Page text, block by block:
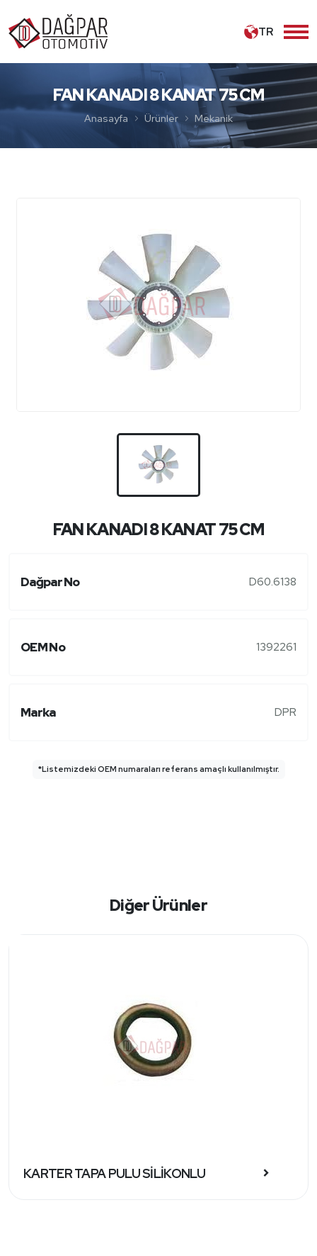
TR
FAN KANADI 8 KANAT 75 CM
Anasayfa Ürünler Mekanik
FAN KANADI 8 KANAT 75 CM
Dağpar No D60.6138
OEM No 1392261
Marka DPR
*Listemizdeki OEM numaraları referans amaçlı kullanılmıştır.
Diğer Ürünler
KARTER TAPA PULU SİLİKONLU